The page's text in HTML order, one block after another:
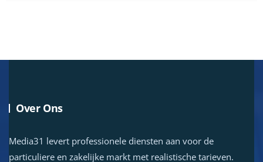
Over Ons
Media31 levert professionele diensten aan voor de
particuliere en zakelijke markt met realistische tarieven.